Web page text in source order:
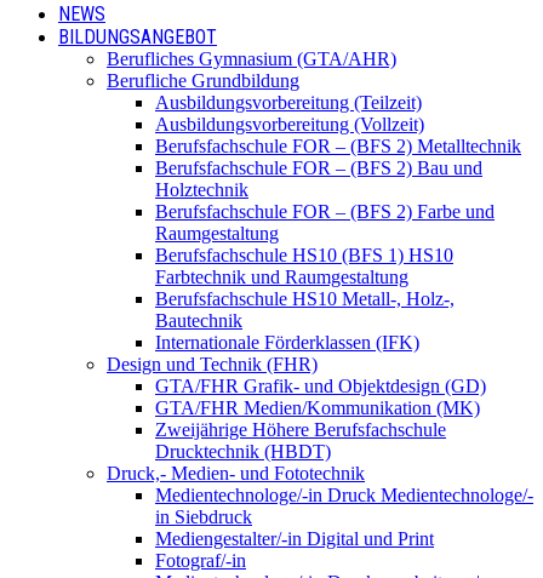
NEWS
BILDUNGSANGEBOT
Berufliches Gymnasium (GTA/AHR)
Berufliche Grundbildung
Ausbildungsvorbereitung (Teilzeit)
Ausbildungsvorbereitung (Vollzeit)
Berufsfachschule FOR – (BFS 2) Metalltechnik
Berufsfachschule FOR – (BFS 2) Bau und
Holztechnik
Berufsfachschule FOR – (BFS 2) Farbe und
Raumgestaltung
Berufsfachschule HS10 (BFS 1) HS10
Farbtechnik und Raumgestaltung
Berufsfachschule HS10 Metall-, Holz-,
Bautechnik
Internationale Förderklassen (IFK)
Design und Technik (FHR)
GTA/FHR Grafik- und Objektdesign (GD)
GTA/FHR Medien/Kommunikation (MK)
Zweijährige Höhere Berufsfachschule
Drucktechnik (HBDT)
Druck,- Medien- und Fototechnik
Medientechnologe/-in Druck Medientechnologe/-
in Siebdruck
Mediengestalter/-in Digital und Print
Fotograf/-in